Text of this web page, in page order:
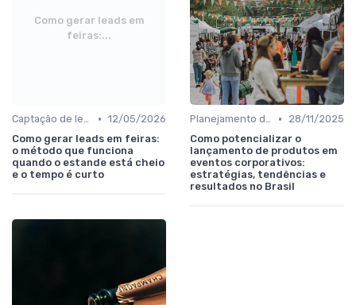
Como gerar leads em
feiras:...
Captação de leads e integração com CRM • 12/05/2026
Como gerar leads em feiras:
o método que funciona
quando o estande está cheio
e o tempo é curto
Planejamento de participação e objetivos comerciais •
28/11/2025
Como potencializar o
lançamento de produtos em
eventos corporativos:
estratégias, tendências e
resultados no Brasil